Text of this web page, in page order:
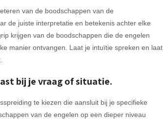
van de boodschappen van de
de juiste interpretatie en betekenis achter elke
krijgen van de boodschappen die de engelen
manier ontvangen. Laat je intuïtie spreken en laat
bij je vraag of situatie.
te kiezen die aansluit bij je specifieke
van de engelen op een dieper niveau